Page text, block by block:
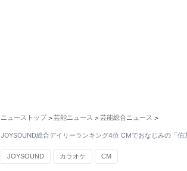
ニューストップ > 芸能ニュース > 芸能総合ニュース >
JOYSOUND総合デイリーランキング4位 CMでおなじみの「伯
JOYSOUND カラオケ CM